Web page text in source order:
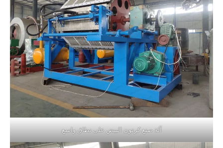
آلة صنع كرتون البيض على نطاق واسع